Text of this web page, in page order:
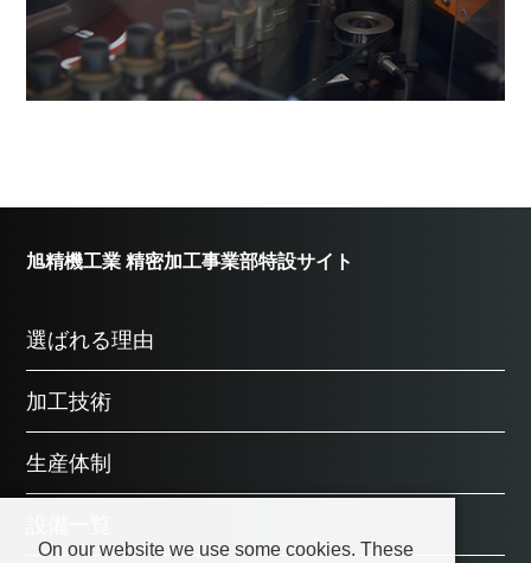
旭精機工業 精密加工事業部特設サイト
選ばれる理由
加工技術
生産体制
On our website we use some cookies. These